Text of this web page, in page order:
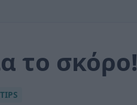
το σκόρο!